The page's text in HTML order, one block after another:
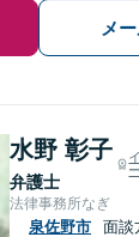
メ
水野 彰子
弁護士
法律事務所なぎ
泉佐野市
面談